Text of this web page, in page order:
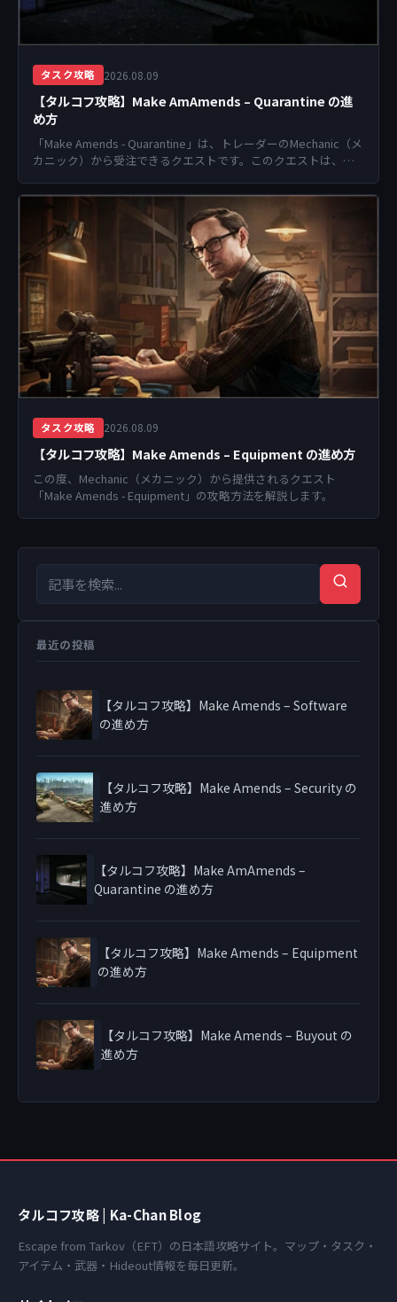
タスク攻略 2026.08.09
【タルコフ攻略】Make AmAmends – Quarantine の進
め方
「Make Amends - Quarantine」は、トレーダーのMechanic（メ
カニック）から受注できるクエストです。このクエストは、
タスク攻略 2026.08.09
【タルコフ攻略】Make Amends – Equipment の進め方
この度、Mechanic（メカニック）から提供されるクエスト
「Make Amends - Equipment」の攻略方法を解説します。
検索キーワード
最近の投稿
【タルコフ攻略】Make Amends – Software
の進め方
【タルコフ攻略】Make Amends – Security の
進め方
【タルコフ攻略】Make AmAmends –
Quarantine の進め方
【タルコフ攻略】Make Amends – Equipment
の進め方
【タルコフ攻略】Make Amends – Buyout の
進め方
タルコフ攻略 | Ka-Chan Blog
Escape from Tarkov（EFT）の日本語攻略サイト。マップ・タスク・
アイテム・武器・Hideout情報を毎日更新。